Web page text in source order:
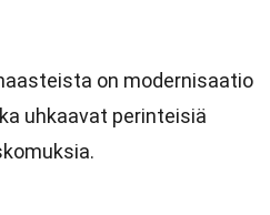
on modernisaatio
uhkaavat perinteisiä